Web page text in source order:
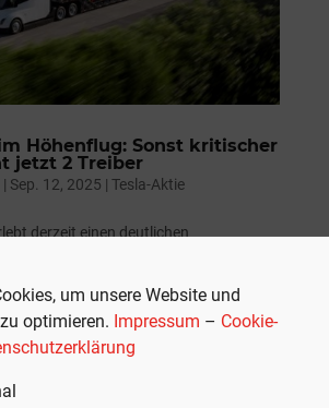
um unsere Website und
optimieren. Impressum – Cookie-
Höhenflug: Sonst kritischer
jetzt 2 Treiber
| Sep. 12, 2025 | Tesla-Aktie
derzeit einen deutlichen
erkennt nun zwei mögliche Treiber für
Werbung: Der...